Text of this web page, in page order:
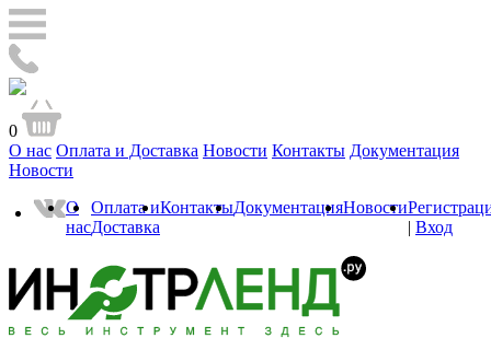
0
О нас Оплата и Доставка Новости Контакты Документация
Новости
О
нас
Оплата и
Доставка
КонтактыДокументацияНовости
| Вход